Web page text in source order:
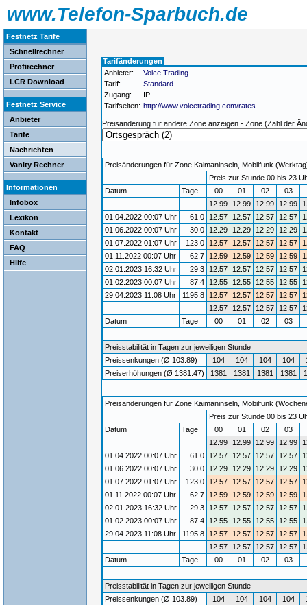
www.Telefon-Sparbuch.de
Festnetz Tarife
Schnellrechner
Profirechner
LCR Download
Festnetz Service
Anbieter
Tarife
Nachrichten
Vanity Rechner
Informationen
Infobox
Lexikon
Kontakt
FAQ
Hilfe
Tarifänderungen
Anbieter:
Voice Trading
Tarif:
Standard
Zugang:
IP
Tarifseiten: http://www.voicetrading.com/rates
Preisänderung für andere Zone anzeigen - Zone (Zahl der
Preisänderungen für Zone Kaimaninseln, Mobilfunk
Preis zur Stunde 00 bis 23
Datum
Tage 00 01 02 03
12.99
12.99 12.99 12.99
01.04.2022 00:07 Uhr
61.0 12.57 12.57 12.57 12.57
01.06.2022 00:07 Uhr
30.0 12.29 12.29 12.29 12.29
01.07.2022 01:07 Uhr
123.0 12.57 12.57 12.57 12.57
01.11.2022 00:07 Uhr
62.7 12.59 12.59 12.59 12.59
02.01.2023 16:32 Uhr
29.3 12.57 12.57 12.57 12.57
01.02.2023 00:07 Uhr
87.4 12.55 12.55 12.55 12.55
29.04.2023 11:08 Uhr
1195.8 12.57 12.57 12.57 12.57
12.57
12.57 12.57 12.57
Datum
Tage 00 01 02 03
Preisstabilität in Tagen zur jeweiligen Stunde
Preissenkungen (Ø 103.89)
104 104 104 104
Preiserhöhungen (Ø 1381.47)
1381 1381 1381 1381
Preisänderungen für Zone Kaimaninseln, Mobilfunk
Preis zur Stunde 00 bis 23
Datum
Tage 00 01 02 03
12.99
12.99 12.99 12.99
01.04.2022 00:07 Uhr
61.0 12.57 12.57 12.57 12.57
01.06.2022 00:07 Uhr
30.0 12.29 12.29 12.29 12.29
01.07.2022 01:07 Uhr
123.0 12.57 12.57 12.57 12.57
01.11.2022 00:07 Uhr
62.7 12.59 12.59 12.59 12.59
02.01.2023 16:32 Uhr
29.3 12.57 12.57 12.57 12.57
01.02.2023 00:07 Uhr
87.4 12.55 12.55 12.55 12.55
29.04.2023 11:08 Uhr
1195.8 12.57 12.57 12.57 12.57
12.57
12.57 12.57 12.57
Datum
Tage 00 01 02 03
Preisstabilität in Tagen zur jeweiligen Stunde
Preissenkungen (Ø 103.89)
104 104 104 104